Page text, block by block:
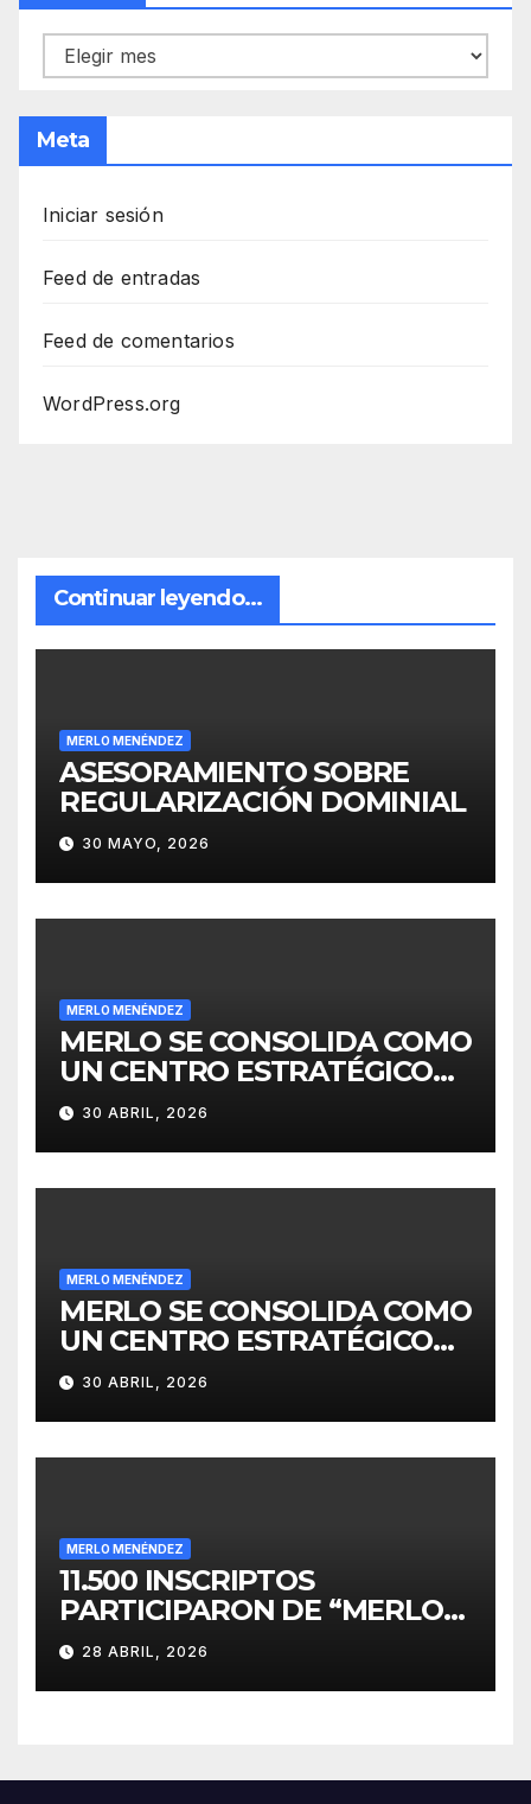
Archivos
Meta
Iniciar sesión
Feed de entradas
Feed de comentarios
WordPress.org
Continuar leyendo...
MERLO MENÉNDEZ
ASESORAMIENTO SOBRE
REGULARIZACIÓN DOMINIAL
30 MAYO, 2026
MERLO MENÉNDEZ
MERLO SE CONSOLIDA COMO
UN CENTRO ESTRATÉGICO
PARA EL DESARROLLO DE
INVERSIONES
30 ABRIL, 2026
MERLO MENÉNDEZ
MERLO SE CONSOLIDA COMO
UN CENTRO ESTRATÉGICO
PARA EL DESARROLLO DE
INVERSIONES
30 ABRIL, 2026
MERLO MENÉNDEZ
11.500 INSCRIPTOS
PARTICIPARON DE “MERLO
CORRE POR MALVINAS”
28 ABRIL, 2026